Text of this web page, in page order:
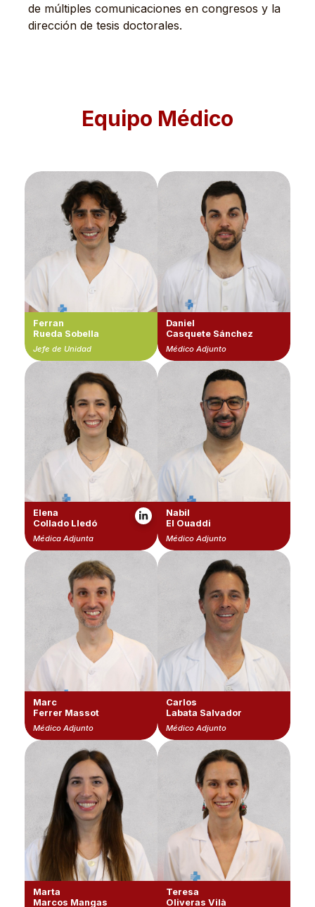
de múltiples comunicaciones en congresos y la
dirección de tesis doctorales.
Equipo Médico
Ferran
Rueda Sobella
Jefe de Unidad
Daniel
Casquete Sánchez
Médico Adjunto
Elena
Collado Lledó
Médica Adjunta
Nabil
El Ouaddi
Médico Adjunto
Marc
Ferrer Massot
Médico Adjunto
Carlos
Labata Salvador
Médico Adjunto
Marta
Marcos Mangas
Teresa
Oliveras Vilà